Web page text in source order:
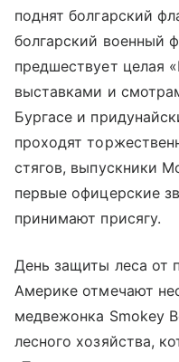
поднят болгарский
болгарский военный
предшествует целая
выставками и
Бургасе и
проходят
стягов, выпускники
первые офицерские
принимают присягу.
День защиты леса от
Америке отмечают
медвежонка Smokey
лесного хозяйства,